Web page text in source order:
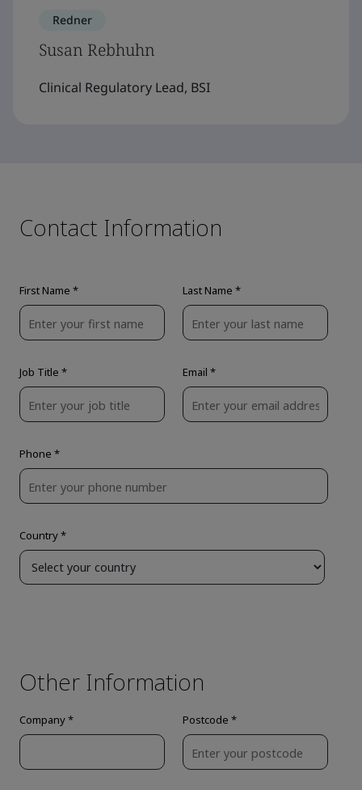
Redner
Susan Rebhuhn
Clinical Regulatory Lead, BSI